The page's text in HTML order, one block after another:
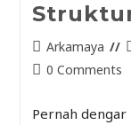
Arkamaya
0 Comments
Pernah dengar